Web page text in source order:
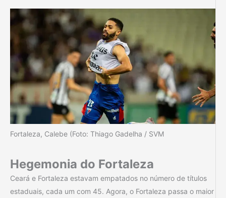
Fortaleza, Calebe (Foto: Thiago Gadelha / SVM
Hegemonia do Fortaleza
Ceará e Fortaleza estavam empatados no número de títulos
estaduais, cada um com 45. Agora, o Fortaleza passa o maior